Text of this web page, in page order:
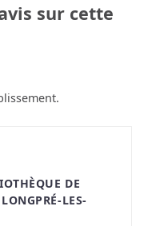
sur cette
DE
LES-